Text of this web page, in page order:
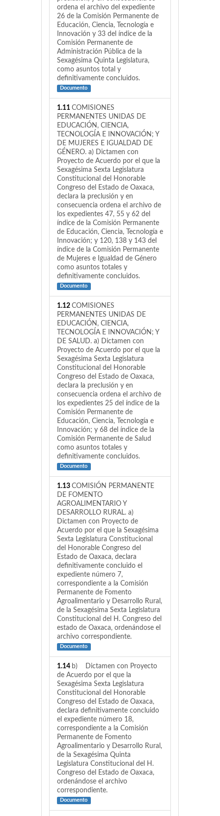
ordena el archivo del expediente
26 de la Comisión Permanente de
Educación, Ciencia, Tecnología e
Innovación y 33 del índice de la
Comisión Permanente de
Administración Pública de la
Sexagésima Quinta Legislatura,
como asuntos total y
definitivamente concluidos.
Documento
1.11 COMISIONES
PERMANENTES UNIDAS DE
EDUCACIÓN, CIENCIA,
TECNOLOGÍA E INNOVACIÓN; Y
DE MUJERES E IGUALDAD DE
GÉNERO. a) Dictamen con
Proyecto de Acuerdo por el que la
Sexagésima Sexta Legislatura
Constitucional del Honorable
Congreso del Estado de Oaxaca,
declara la preclusión y en
consecuencia ordena el archivo de
los expedientes 47, 55 y 62 del
índice de la Comisión Permanente
de Educación, Ciencia, Tecnología e
Innovación; y 120, 138 y 143 del
índice de la Comisión Permanente
de Mujeres e Igualdad de Género
como asuntos totales y
definitivamente concluidos.
Documento
1.12 COMISIONES
PERMANENTES UNIDAS DE
EDUCACIÓN, CIENCIA,
TECNOLOGÍA E INNOVACIÓN; Y
DE SALUD. a) Dictamen con
Proyecto de Acuerdo por el que la
Sexagésima Sexta Legislatura
Constitucional del Honorable
Congreso del Estado de Oaxaca,
declara la preclusión y en
consecuencia ordena el archivo de
los expedientes 25 del índice de la
Comisión Permanente de
Educación, Ciencia, Tecnología e
Innovación; y 68 del índice de la
Comisión Permanente de Salud
como asuntos totales y
definitivamente concluidos.
Documento
1.13 COMISIÓN PERMANENTE
DE FOMENTO
AGROALIMENTARIO Y
DESARROLLO RURAL. a)
Dictamen con Proyecto de
Acuerdo por el que la Sexagésima
Sexta Legislatura Constitucional
del Honorable Congreso del
Estado de Oaxaca, declara
definitivamente concluido el
expediente número 7,
correspondiente a la Comisión
Permanente de Fomento
Agroalimentario y Desarrollo Rural,
de la Sexagésima Sexta Legislatura
Constitucional del H. Congreso del
estado de Oaxaca, ordenándose el
archivo correspondiente.
Documento
1.14 b) Dictamen con Proyecto
de Acuerdo por el que la
Sexagésima Sexta Legislatura
Constitucional del Honorable
Congreso del Estado de Oaxaca,
declara definitivamente concluido
el expediente número 18,
correspondiente a la Comisión
Permanente de Fomento
Agroalimentario y Desarrollo Rural,
de la Sexagésima Quinta
Legislatura Constitucional del H.
Congreso del Estado de Oaxaca,
ordenándose el archivo
correspondiente.
Documento